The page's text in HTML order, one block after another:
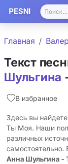
PESNI
Главная
Текст
Шульгина
В избранное
Здесь вы
Ты Моя. Наши
различных
Анна Шульгина -